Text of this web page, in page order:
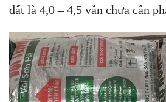
đất là 4,0 – 4,5 vẫn chưa cần